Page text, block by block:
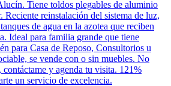
Tiene toldos plegables de aluminio
Reciente reinstalación del sistema de luz,
de agua en la azotea que reciben
Ideal para familia grande que tiene
para Casa de Reposo, Consultorios u
se vende con o sin muebles. No
contáctame y agenda tu visita. 121%
un servicio de excelencia.